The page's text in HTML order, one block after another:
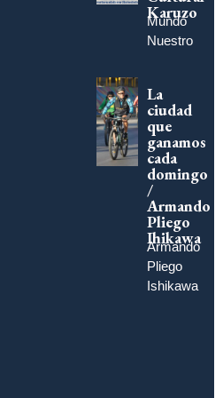
Karuzo
Mundo
Nuestro
La
ciudad
que
ganamos
cada
domingo
/
Armando
Pliego
Ihikawa
Armando
Pliego
Ishikawa